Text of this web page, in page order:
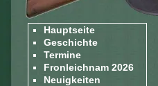
Hauptseite
Geschichte
Termine
Fronleichnam 2026
Neuigkeiten